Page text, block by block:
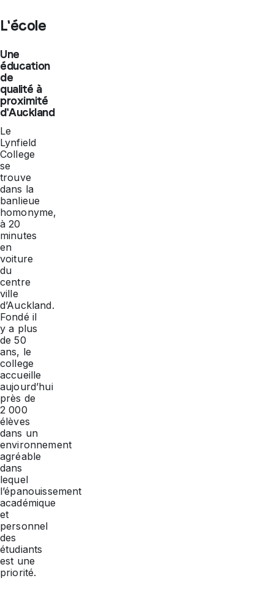
L'école
Une
éducation
de
qualité à
proximité
d'Auckland
Le
Lynfield
College
se
trouve
dans la
banlieue
homonyme,
à 20
minutes
en
voiture
du
centre
ville
d’Auckland.
Fondé il
y a plus
de 50
ans, le
college
accueille
aujourd’hui
près de
2 000
élèves
dans un
environnement
agréable
dans
lequel
l’épanouissement
académique
et
personnel
des
étudiants
est une
priorité.